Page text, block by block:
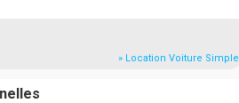
» Location Voiture Simple